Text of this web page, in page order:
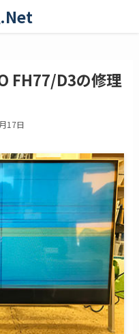
FH77/D3の修理
17日